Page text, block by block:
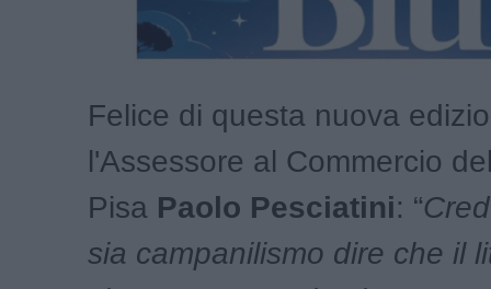
Felice di questa nuova
l'Assessore al Commercio
Pisa Paolo Pesciatini: “
sia campanilismo dire che il